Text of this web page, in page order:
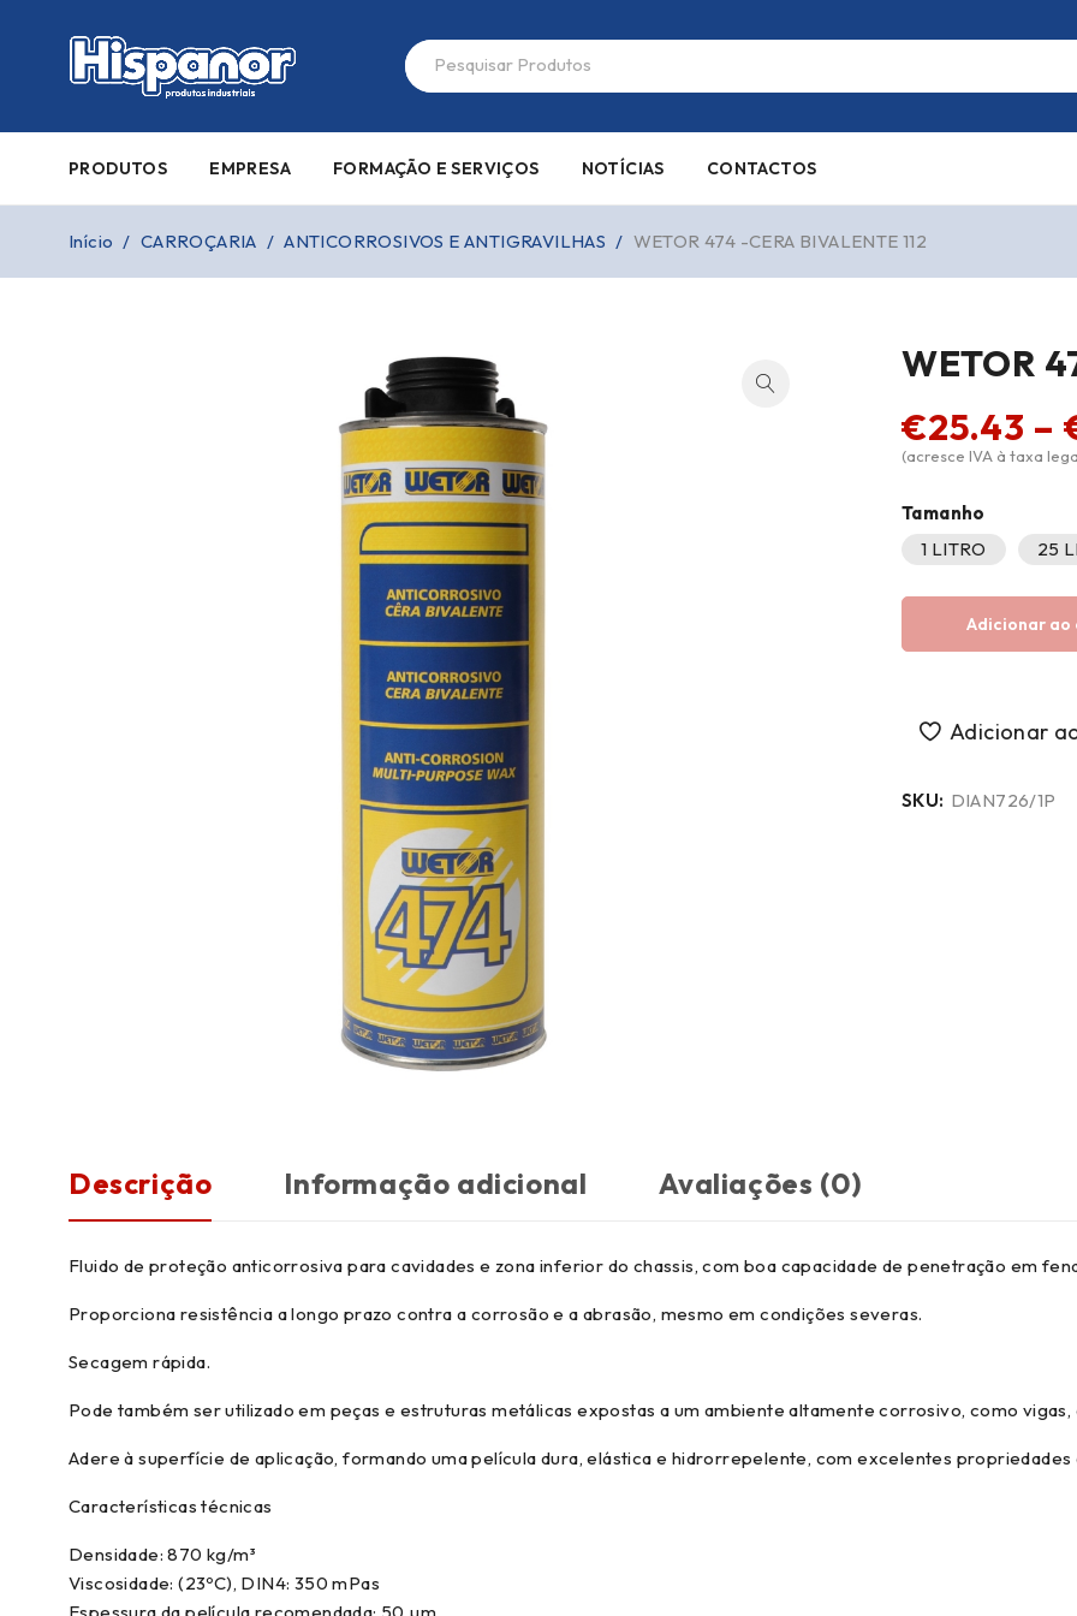
PRODUTOS EMPRESA FORMAÇÃO E SERVIÇOS NOTÍCIAS CONTACTOS
Início / CARROÇARIA / ANTICORROSIVOS E ANTIGRAVILHAS / WETOR 474 -CERA BIVALENTE 112
WETOR
€25.43 –
(acresce IVA à taxa
Tamanho
1 LITRO
25
Adicionar ao
SKU: DIAN726/1P
Descrição Informação adicional Avaliações (0)
Fluido de proteção anticorrosiva para cavidades e zona inferior do chassis, com boa capacidade de penetração em
Proporciona resistência a longo prazo contra a corrosão e a abrasão, mesmo em condições severas.
Secagem rápida.
Pode também ser utilizado em peças e estruturas metálicas expostas a um ambiente altamente corrosivo, como
Adere à superfície de aplicação, formando uma película dura, elástica e hidrorrepelente, com excelentes
Características técnicas
Densidade: 870 kg/m³
Viscosidade: (23ºC), DIN4: 350 mPas